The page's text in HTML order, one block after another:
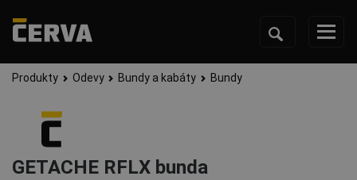
Produkty Odevy Bundy a kabáty Bundy
GETACHE RFLX bunda